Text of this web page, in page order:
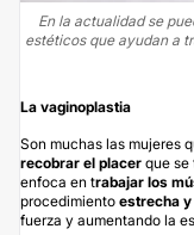
En la actualidad se
estéticos que ayudan a
La vaginoplastia
Son muchas las mujeres
recobrar el placer que se
enfoca en trabajar los
procedimiento estrecha
fuerza y aumentando la